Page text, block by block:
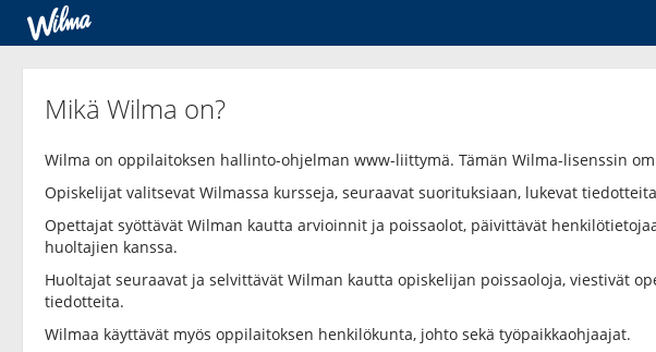
Mikä Wilma on?
Wilma on oppilaitoksen hallinto-ohjelman www-liittymä. Tämän Wilma-lisenssin
Opiskelijat valitsevat Wilmassa kursseja, seuraavat suorituksiaan, lukevat
Opettajat syöttävät Wilman kautta arvioinnit ja poissaolot, päivittävät
huoltajien kanssa.
Huoltajat seuraavat ja selvittävät Wilman kautta opiskelijan poissaoloja, viestivät
tiedotteita.
Wilmaa käyttävät myös oppilaitoksen henkilökunta, johto sekä työpaikkaohjaajat.